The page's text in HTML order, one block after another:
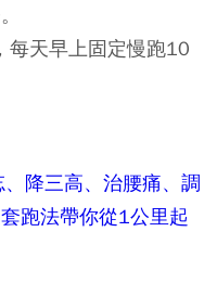
每天早上固定慢跑10
降三高、治腰痛、調
跑法帶你從1公里起